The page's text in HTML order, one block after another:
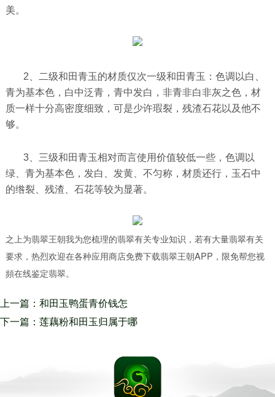
美。
2、二级和田青玉的材质仅次一级和田青玉：色调以白、
青为基本色，白中泛青，青中发白，非青非白非灰之色，材
质一样十分高密度细致，可是少许瑕裂，残渣石花以及他不
够。
3、三级和田青玉相对而言使用价值较低一些，色调以
绿、青为基本色，发白、发黄、不匀称，材质还行，玉石中
的绺裂、残渣、石花等较为显著。
之上为翡翠王朝我为您梳理的翡翠有关专业知识，若有大量翡翠有关
要求，热烈欢迎在各种应用商店免费下载翡翠王朝APP，限免帮您视
頻在线鉴定翡翠。
上一篇：和田玉鸭蛋青价钱怎
样？它是和田玉中以色调而出名
下一篇：莲藕粉和田玉归属于哪